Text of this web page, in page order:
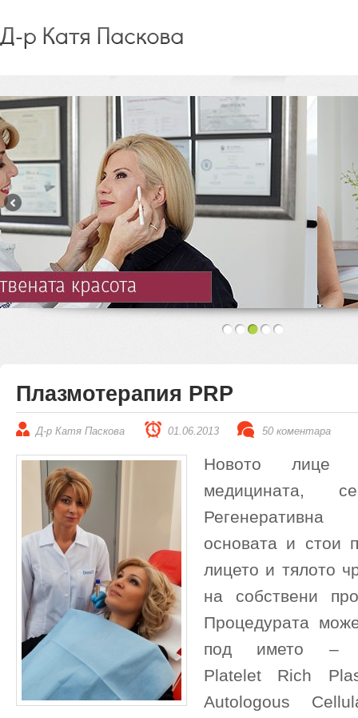
Плазмотерапия PRP
Д-р Катя Паскова 01.06.2013 50 коментара
Новото лице
медицината,
основата и стои
лицето и тялото
на собствени
Процедурата
под името –
Platelet Rich
Autologous